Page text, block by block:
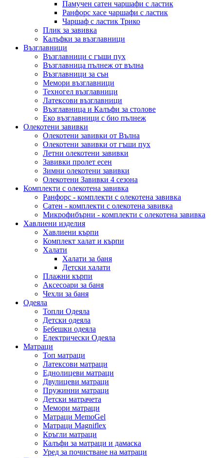
Памучен сатен чаршафи с ластик
Ранфорс хасе чаршафи с ластик
Чаршаф с ластик Трико
Плик за завивкa
Калъфки за възглавници
Възглавници
Възглавници с гъши пух
Възглавница пълнеж от вълна
Възглавници за сън
Мемори възглавници
Техногел възглавници
Латексови възглавници
Възглавница и Калъфи за столове
Еко възглавници с био пълнеж
Олекотени завивки
Олекотени завивки от Вълна
Олекотени завивки от гъши пух
Летни олекотени завивки
Завивки пролет есен
Зимни олекотени завивки
Олекотени Завивки 4 сезона
Комплекти с олекотена завивка
Ранфорс - комплекти с олекотена завивка
Сатен - комплекти с олекотена завивка
Микрофибърни - комплекти с олекотена завивка
Хавлиени изделия
Хавлиени кърпи
Комплект халат и кърпи
Халати
Халати за баня
Детски халати
Плажни кърпи
Аксесоари за баня
Чехли за баня
Одеяла
Топли Одеяла
Детски одеяла
Бебешки одеяла
Електрически Одеяла
Матраци
Топ матраци
Латексови матраци
Еднолицеви матраци
Двулицеви матраци
Пружинни матраци
Детски матрачета
Мемори матраци
Mатраци MemoGel
Матраци Мagniflex
Кръгли матраци
Калъфи за матраци и дамаска
Уред за почистване на матраци